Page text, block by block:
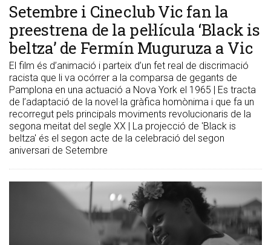
​Setembre i Cineclub Vic fan la
preestrena de la pel·lícula ‘Black is
beltza’ de Fermín Muguruza a Vic
El film és d’animació i parteix d’un fet real de discrimació
racista que li va ocórrer a la comparsa de gegants de
Pamplona en una actuació a Nova York el 1965 | Es tracta
de l’adaptació de la novel·la gràfica homònima i que fa un
recorregut pels principals moviments revolucionaris de la
segona meitat del segle XX | La projecció de 'Black is
beltza' és el segon acte de la celebració del segon
aniversari de Setembre